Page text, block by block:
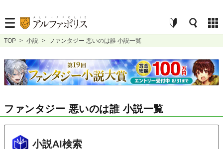
TOP > 小説 > ファンタジー 悪いのは誰 小説一覧
ファンタジー 悪いのは誰 小説一覧
小説AI検索